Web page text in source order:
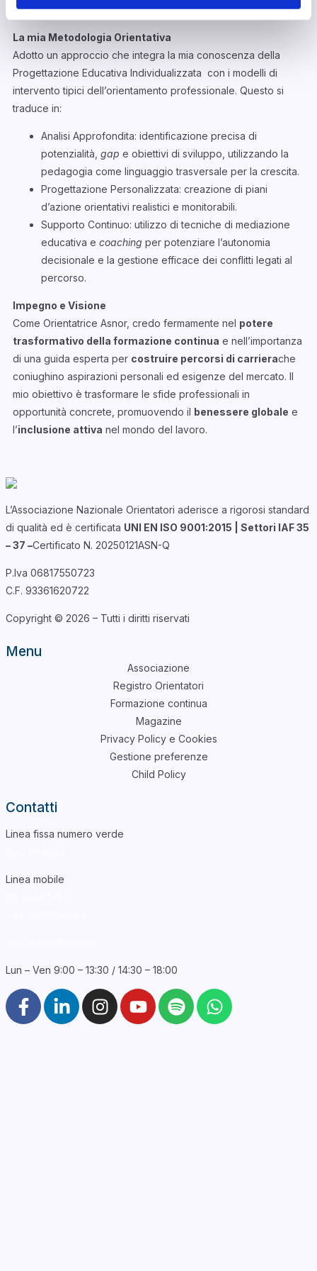
essenziali per il successo lavorativo.
La mia Metodologia Orientativa
Adotto un approccio che integra la mia conoscenza della
Progettazione Educativa Individualizzata con i modelli di
intervento tipici dell’orientamento professionale. Questo si
traduce in:
Analisi Approfondita: identificazione precisa di
potenzialità, gap e obiettivi di sviluppo, utilizzando la
pedagogia come linguaggio trasversale per la crescita.
Progettazione Personalizzata: creazione di piani
d’azione orientativi realistici e monitorabili.
Supporto Continuo: utilizzo di tecniche di mediazione
educativa e coaching per potenziare l’autonomia
decisionale e la gestione efficace dei conflitti legati al
percorso.
Impegno e Visione
Come Orientatrice Asnor, credo fermamente nel potere
trasformativo della formazione continua e nell’importanza
di una guida esperta per costruire percorsi di carrierache
coniughino aspirazioni personali ed esigenze del mercato. Il
mio obiettivo è trasformare le sfide professionali in
opportunità concrete, promuovendo il benessere globale e
l’inclusione attiva nel mondo del lavoro.
L’Associazione Nazionale Orientatori aderisce a rigorosi standard
di qualità ed è certificata UNI EN ISO 9001:2015 | Settori IAF 35
– 37 –Certificato N. 20250121ASN-Q
P.Iva 06817550723
C.F. 93361620722
Copyright © 2026 – Tutti i diritti riservati
Menu
Associazione
Registro Orientatori
Formazione continua
Magazine
Privacy Policy e Cookies
Gestione preferenze
Child Policy
Contatti
Linea fissa numero verde
Linea mobile
Lun – Ven 9:00 – 13:30 / 14:30 – 18:00